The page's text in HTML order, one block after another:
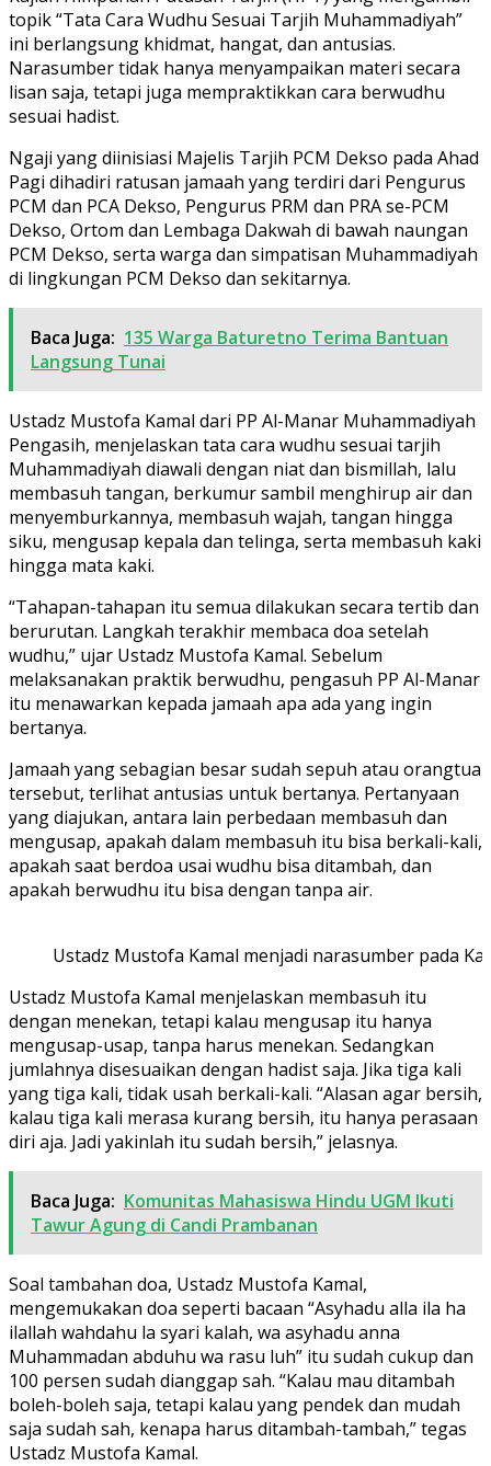
topik “Tata Cara Wudhu Sesuai Tarjih Muhammadiyah”
ini berlangsung khidmat, hangat, dan antusias.
Narasumber tidak hanya menyampaikan materi secara
lisan saja, tetapi juga mempraktikkan cara berwudhu
sesuai hadist.
Ngaji yang diinisiasi Majelis Tarjih PCM Dekso pada Ahad
Pagi dihadiri ratusan jamaah yang terdiri dari Pengurus
PCM dan PCA Dekso, Pengurus PRM dan PRA se-PCM
Dekso, Ortom dan Lembaga Dakwah di bawah naungan
PCM Dekso, serta warga dan simpatisan Muhammadiyah
di lingkungan PCM Dekso dan sekitarnya.
Baca Juga: 135 Warga Baturetno Terima Bantuan
Langsung Tunai
Ustadz Mustofa Kamal dari PP Al-Manar Muhammadiyah
Pengasih, menjelaskan tata cara wudhu sesuai tarjih
Muhammadiyah diawali dengan niat dan bismillah, lalu
membasuh tangan, berkumur sambil menghirup air dan
menyemburkannya, membasuh wajah, tangan hingga
siku, mengusap kepala dan telinga, serta membasuh kaki
hingga mata kaki.
“Tahapan-tahapan itu semua dilakukan secara tertib dan
berurutan. Langkah terakhir membaca doa setelah
wudhu,” ujar Ustadz Mustofa Kamal. Sebelum
melaksanakan praktik berwudhu, pengasuh PP Al-Manar
itu menawarkan kepada jamaah apa ada yang ingin
bertanya.
Jamaah yang sebagian besar sudah sepuh atau orangtua
tersebut, terlihat antusias untuk bertanya. Pertanyaan
yang diajukan, antara lain perbedaan membasuh dan
mengusap, apakah dalam membasuh itu bisa berkali-kali,
apakah saat berdoa usai wudhu bisa ditambah, dan
apakah berwudhu itu bisa dengan tanpa air.
Ustadz Mustofa Kamal menjadi narasumber pada
Ustadz Mustofa Kamal menjelaskan membasuh itu
dengan menekan, tetapi kalau mengusap itu hanya
mengusap-usap, tanpa harus menekan. Sedangkan
jumlahnya disesuaikan dengan hadist saja. Jika tiga kali
yang tiga kali, tidak usah berkali-kali. “Alasan agar bersih,
kalau tiga kali merasa kurang bersih, itu hanya perasaan
diri aja. Jadi yakinlah itu sudah bersih,” jelasnya.
Baca Juga: Komunitas Mahasiswa Hindu UGM Ikuti
Tawur Agung di Candi Prambanan
Soal tambahan doa, Ustadz Mustofa Kamal,
mengemukakan doa seperti bacaan “Asyhadu alla ila ha
ilallah wahdahu la syari kalah, wa asyhadu anna
Muhammadan abduhu wa rasu luh” itu sudah cukup dan
100 persen sudah dianggap sah. “Kalau mau ditambah
boleh-boleh saja, tetapi kalau yang pendek dan mudah
saja sudah sah, kenapa harus ditambah-tambah,” tegas
Ustadz Mustofa Kamal.